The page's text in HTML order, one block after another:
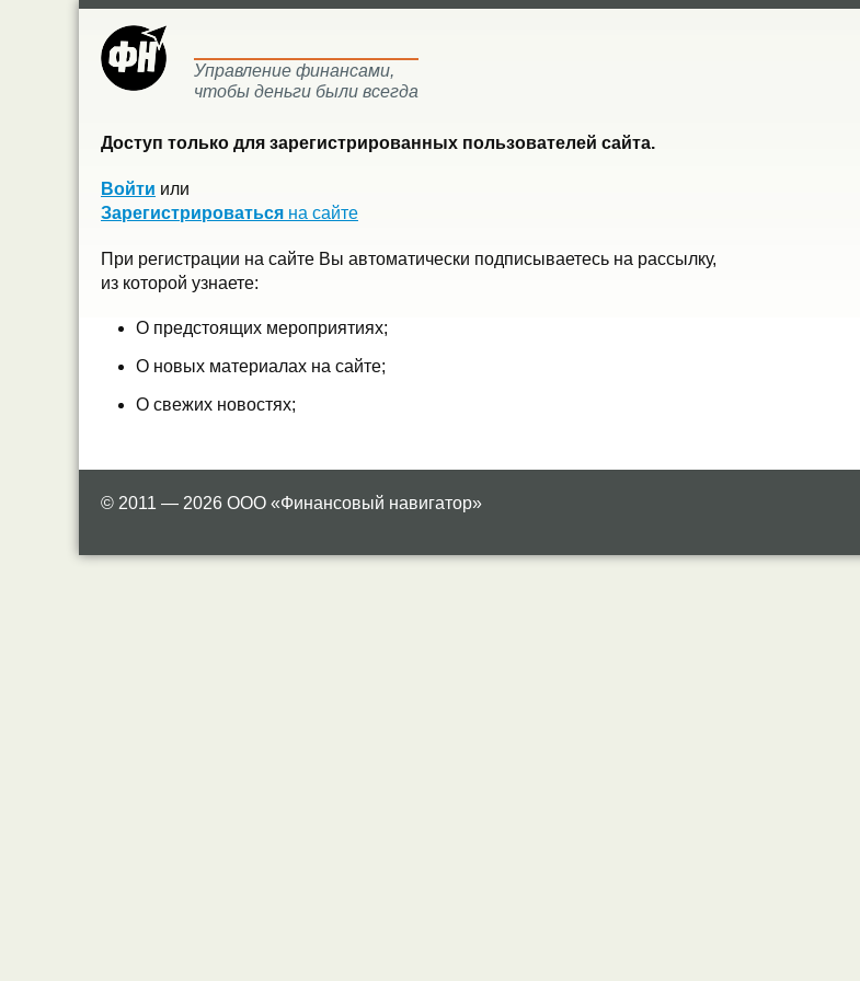
Управление финансами,
чтобы деньги были всегда
Доступ только для зарегистрированных пользователей сайта.
Войти или
Зарегистрироваться на сайте
При регистрации на сайте Вы автоматически подписываетесь на рассылку,
из которой узнаете:
О предстоящих мероприятиях;
О новых материалах на сайте;
О свежих новостях;
© 2011 — 2026 ООО «Финансовый навигатор»